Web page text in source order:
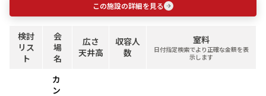
この施設の詳細を見る
検討
リス
ト
会
場
名
広さ
天井高
収容人
数
室料
日付指定検索でより正確な金額を表
示します
カ
ン